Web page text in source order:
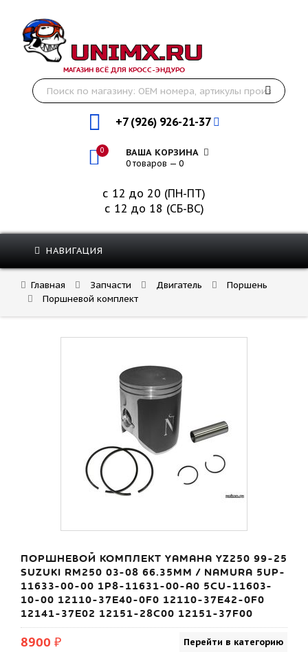
МАГАЗИН ВСЁ ДЛЯ КРОСС-ЭНДУРО
+7 (926) 926-21-37
0 ВАША КОРЗИНА
0 товаров — 0
с 12 до 20 (ПН-ПТ)
с 12 до 18 (СБ-ВС)
НАВИГАЦИЯ
Главная Запчасти Двигатель
Поршень
Поршневой комплект
ПОРШНЕВОЙ КОМПЛЕКТ YAMAHA YZ250 99-25
SUZUKI RM250 03-08 66.35MM / NAMURA 5UP-
11633-00-00 1P8-11631-00-A0 5CU-11603-
10-00 12110-37E40-0F0 12110-37E42-0F0
12141-37E02 12151-28C00 12151-37F00
8900 ₽ Перейти в категорию